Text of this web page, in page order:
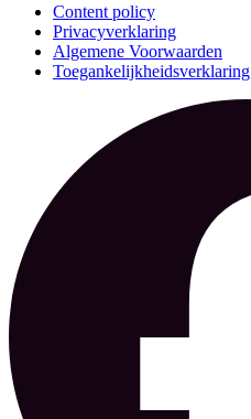
Content policy
Privacyverklaring
Algemene Voorwaarden
Toegankelijkheidsverklaring